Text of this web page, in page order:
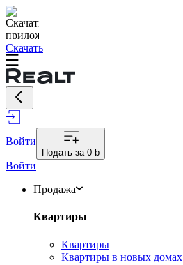
Скачать
Войти
Подать за 0 ƃ
Войти
Продажа
Квартиры
Квартиры
Квартиры в новых домах